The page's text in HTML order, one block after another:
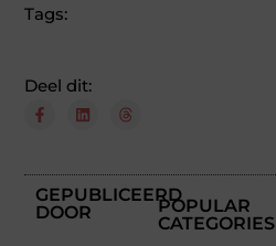
Tags:
Deel dit:
GEPUBLICEERD
DOOR
POPULAR
CATEGORIES